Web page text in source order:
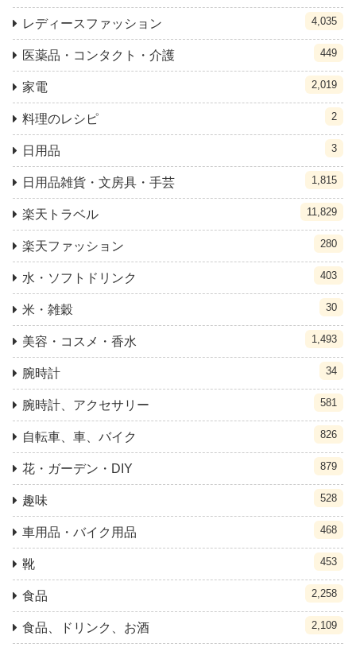
レディースファッション 4,035
医薬品・コンタクト・介護 449
家電 2,019
料理のレシピ 2
日用品 3
日用品雑貨・文房具・手芸 1,815
楽天トラベル 11,829
楽天ファッション 280
水・ソフトドリンク 403
米・雑穀 30
美容・コスメ・香水 1,493
腕時計 34
腕時計、アクセサリー 581
自転車、車、バイク 826
花・ガーデン・DIY 879
趣味 528
車用品・バイク用品 468
靴 453
食品 2,258
食品、ドリンク、お酒 2,109